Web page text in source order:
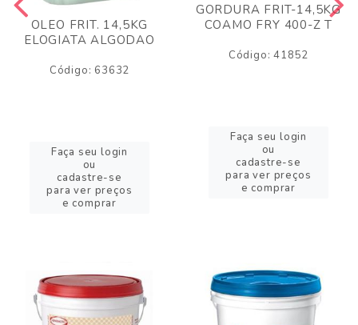
OLEO FRIT. 14,5KG
ELOGIATA ALGODAO
Código: 63632
Faça seu login
ou
cadastre-se
para ver preços
e comprar
GORDURA FRIT-14,5KG
COAMO FRY 400-Z T
Código: 41852
Faça seu login
ou
cadastre-se
para ver preços
e comprar